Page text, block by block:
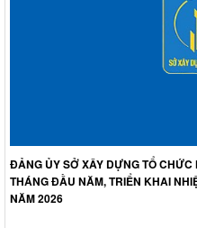
ĐẢNG ỦY SỞ XÂY DỰNG TỔ CHỨC
THÁNG ĐẦU NĂM, TRIỂN KHAI
NĂM 2026